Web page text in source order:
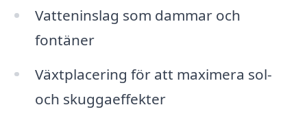
Vatteninslag som dammar och
fontäner
Växtplacering för att maximera sol-
och skuggaeffekter